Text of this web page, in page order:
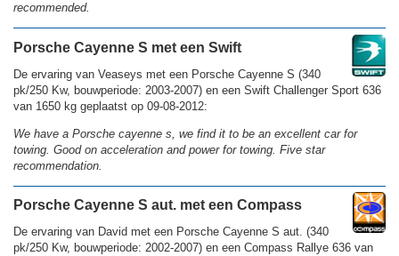
recommended.
Porsche Cayenne S met een Swift
De ervaring van Veaseys met een Porsche Cayenne S (340
pk/250 Kw, bouwperiode: 2003-2007) en een Swift Challenger Sport 636
van 1650 kg geplaatst op 09-08-2012:
We have a Porsche cayenne s, we find it to be an excellent car for
towing. Good on acceleration and power for towing. Five star
recommendation.
Porsche Cayenne S aut. met een Compass
De ervaring van David met een Porsche Cayenne S aut. (340
pk/250 Kw, bouwperiode: 2002-2007) en een Compass Rallye 636 van